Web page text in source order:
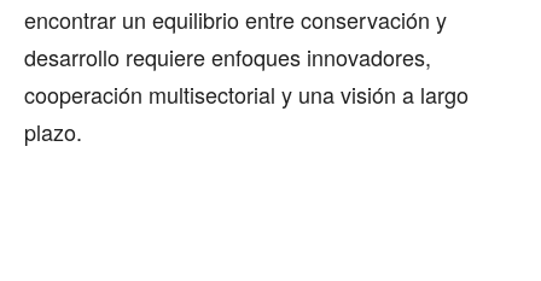
encontrar un equilibrio entre conservación y
desarrollo requiere enfoques innovadores,
cooperación multisectorial y una visión a largo
plazo.